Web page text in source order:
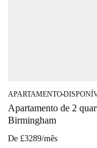
APARTAMENTO■
Apartamento de 2
Birmingham
De £3289/mês